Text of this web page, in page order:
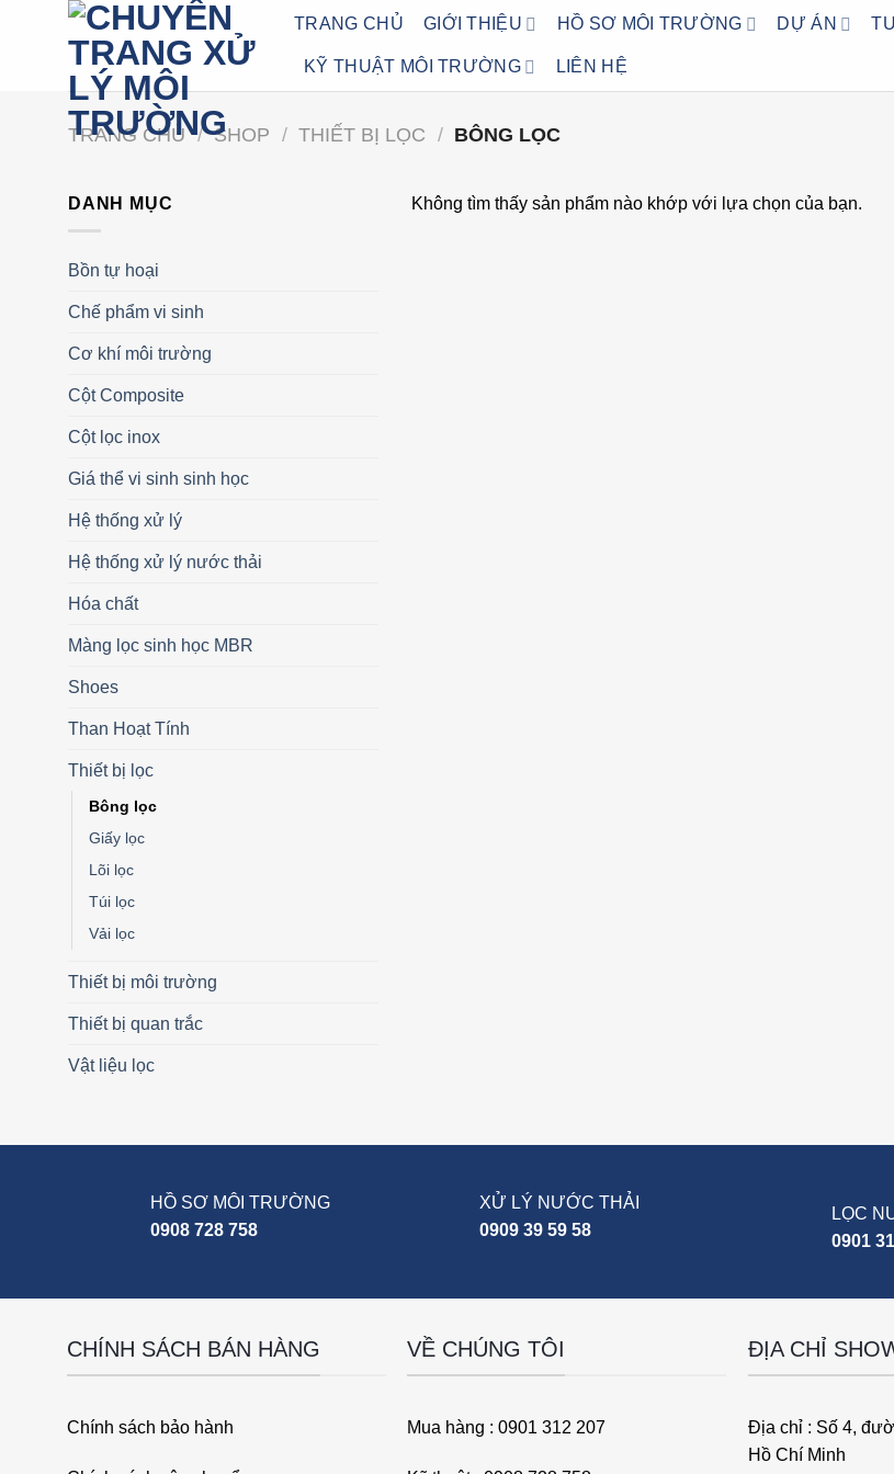
TRANG CHỦ GIỚI THIỆU HỒ SƠ MÔI TRƯỜNG DỰ ÁN
KỸ THUẬT MÔI TRƯỜNG LIÊN HỆ
TRANG CHỦ / SHOP / THIẾT BỊ LỌC / BÔNG LỌC
DANH MỤC
Bồn tự hoại
Chế phẩm vi sinh
Cơ khí môi trường
Cột Composite
Cột lọc inox
Giá thể vi sinh sinh học
Hệ thống xử lý
Hệ thống xử lý nước thải
Hóa chất
Màng lọc sinh học MBR
Shoes
Than Hoạt Tính
Thiết bị lọc
Bông lọc
Giấy lọc
Lõi lọc
Túi lọc
Vải lọc
Thiết bị môi trường
Thiết bị quan trắc
Vật liệu lọc
Không tìm thấy sản phẩm nào khớp với lựa chọn của bạn.
HỒ SƠ MÔI TRƯỜNG
0908 728 758
XỬ LÝ NƯỚC THẢI
0909 39 59 58
LỌC
0901
CHÍNH SÁCH BÁN HÀNG
Chính sách bảo hành
VỀ CHÚNG TÔI
Mua hàng : 0901 312 207
ĐỊA CHỈ
Địa chỉ : Số 4,
Hồ Chí Minh